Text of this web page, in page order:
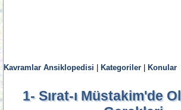
Kavramlar Ansiklopedisi Kategoriler Konular
1- Sırat-ı Müstakim'de